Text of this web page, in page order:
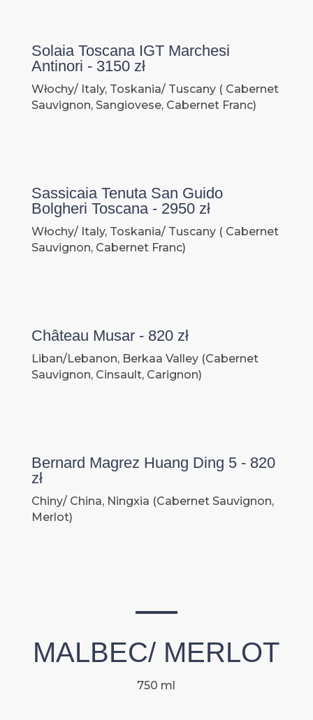
Solaia Toscana IGT Marchesi
Antinori - 3150 zł
Włochy/ Italy, Toskania/ Tuscany ( Cabernet
Sauvignon, Sangiovese, Cabernet Franc)
Sassicaia Tenuta San Guido
Bolgheri Toscana - 2950 zł
Włochy/ Italy, Toskania/ Tuscany ( Cabernet
Sauvignon, Cabernet Franc)
Château Musar - 820 zł
Liban/Lebanon, Berkaa Valley (Cabernet
Sauvignon, Cinsault, Carignon)
Bernard Magrez Huang Ding 5 - 820
zł
Chiny/ China, Ningxia (Cabernet Sauvignon,
Merlot)
MALBEC/ MERLOT
750 ml